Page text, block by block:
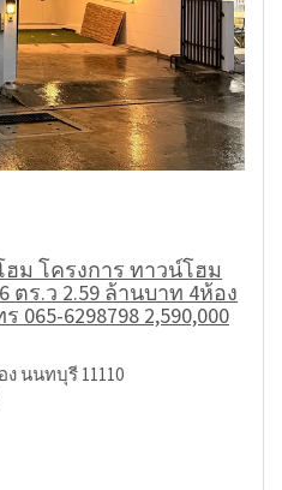
ม โครงการ ทาวน์โฮม
ตร.ว 2.59 ล้านบาท 4ห้อง
6298798 2,590,000
นนทบุรี 11110